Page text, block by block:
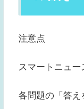
注意点
スマートニュー
各問題の「答え